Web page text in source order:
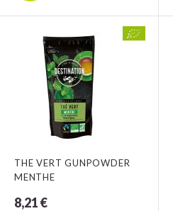
THE VERT GUNPOWDER
MENTHE
8,21 €